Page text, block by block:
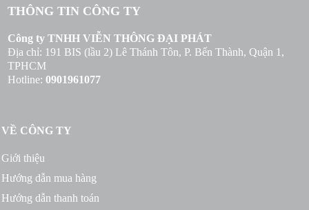
THÔNG TIN CÔNG TY
Công ty TNHH VIỄN THÔNG ĐẠI PHÁT
Địa chỉ: 191 BIS (lầu 2) Lê Thánh Tôn, P. Bến Thành, Quận 1,
TPHCM
Hotline:0901961077
VỀ CÔNG TY
Giới thiệu
Hướng dẫn mua hàng
Hướng dẫn thanh toán